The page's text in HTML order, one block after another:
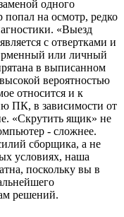
одного
на осмотр, редко
«Выезд
с отвертками и
или личный
в выписанном
вероятностью
относится и к
ПК, в зависимости от
«Скрутить ящик» не
- сложнее.
сборщика, а не
условиях, наша
поскольку вы в
решений.